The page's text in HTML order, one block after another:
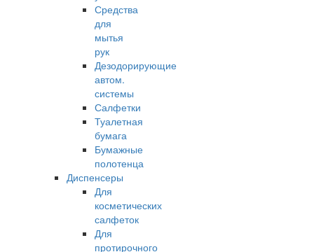
Средства
для
мытья
рук
Дезодорирующие
автом.
системы
Салфетки
Туалетная
бумага
Бумажные
полотенца
Диспенсеры
Для
косметических
салфеток
Для
протирочного